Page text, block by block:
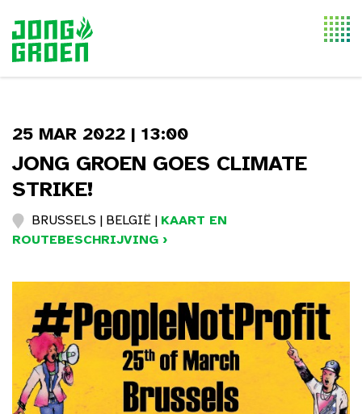
25 MAR 2022 | 13:00
JONG GROEN GOES CLIMATE
STRIKE!
BRUSSELS | BELGIË | KAART EN
ROUTEBESCHRIJVING ›